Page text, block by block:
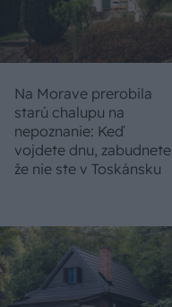
Na Morave prerobila
starú chalupu na
nepoznanie: Keď
vojdete dnu, zabudnete,
že nie ste v Toskánsku